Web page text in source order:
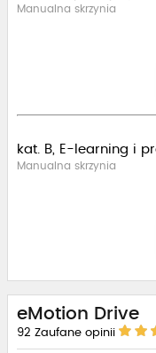
Manualna skrzynia
kat. B, E-learning i
Manualna skrzynia
eMotion Drive
92 Zaufane opinii